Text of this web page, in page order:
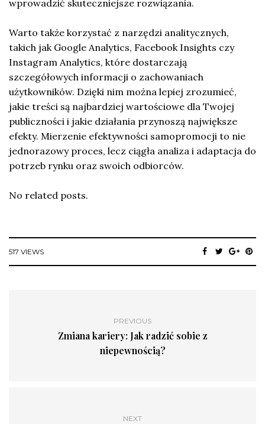
wprowadzić skuteczniejsze rozwiązania.
Warto także korzystać z narzędzi analitycznych,
takich jak Google Analytics, Facebook Insights czy
Instagram Analytics, które dostarczają
szczegółowych informacji o zachowaniach
użytkowników. Dzięki nim można lepiej zrozumieć,
jakie treści są najbardziej wartościowe dla Twojej
publiczności i jakie działania przynoszą największe
efekty. Mierzenie efektywności samopromocji to nie
jednorazowy proces, lecz ciągła analiza i adaptacja do
potrzeb rynku oraz swoich odbiorców.
No related posts.
517 VIEWS
PREVIOUS
Zmiana kariery: Jak radzić sobie z
niepewnością?
NEXT